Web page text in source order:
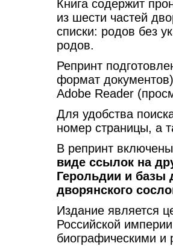
Книга содержит
из шести частей
списки: родов без
родов.
Репринт
формат
Adobe Reader
Для удобства
номер страницы, а
В репринт
виде ссылок на
Герольдии и базы
дворянского
Издание является
Российской
биографическими